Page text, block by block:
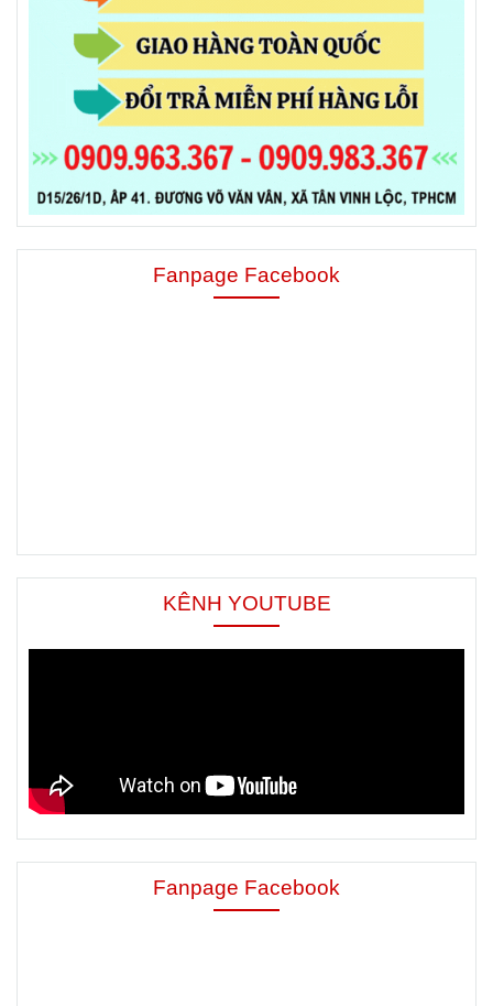
Fanpage Facebook
KÊNH YOUTUBE
Fanpage Facebook